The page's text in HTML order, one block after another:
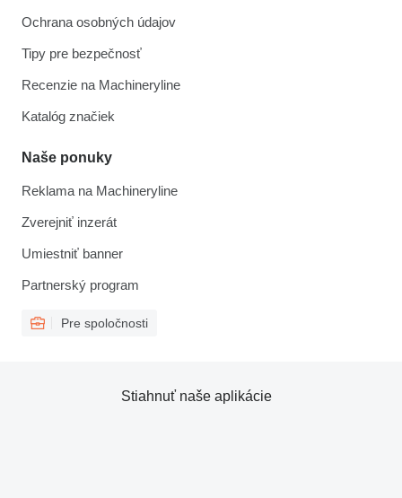
Ochrana osobných údajov
Tipy pre bezpečnosť
Recenzie na Machineryline
Katalóg značiek
Naše ponuky
Reklama na Machineryline
Zverejniť inzerát
Umiestniť banner
Partnerský program
Pre spoločnosti
Stiahnuť naše aplikácie